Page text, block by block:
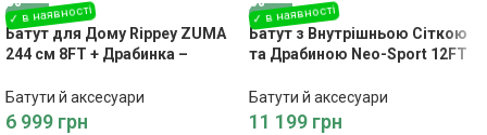
Батут для Дому Rippey ZUMA
244 см 8FT + Драбинка –
Відпочинок
Батути й аксесуари
6 999 грн
Батут з Внутрішньою Сіткою
та Драбиною Neo-Sport 12FT
Всієї Родини
Батути й аксесуари
11 199 грн